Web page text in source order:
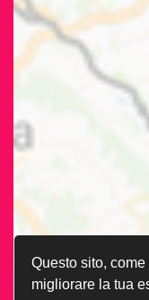
Questo sito,
migliorare la tua